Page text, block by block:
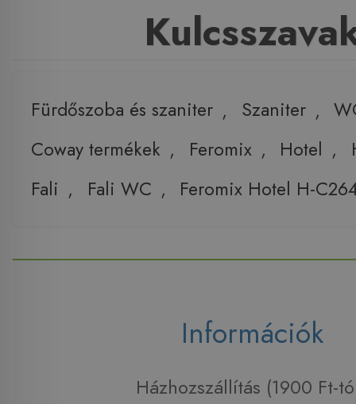
Fürdőszoba és szaniter , Szaniter ,
Coway termékek , Feromix , Hotel ,
Fali , Fali WC , Feromix Hotel H-
Információk
Házhozszállítás (1900 Ft-